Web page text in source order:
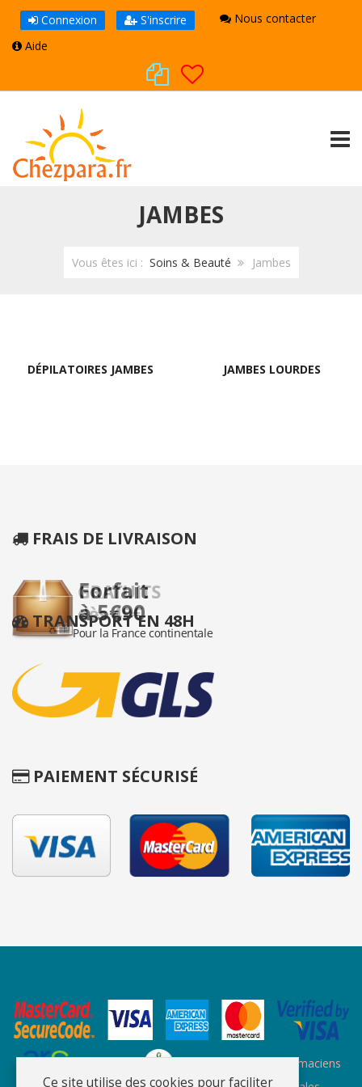
Connexion S'inscrire
Nous contacter
Aide
JAMBES
Vous êtes ici : Soins & Beauté Jambes
DÉPILATOIRES JAMBES JAMBES LOURDES
FRAIS DE LIVRAISON
TRANSPORT EN 48H
PAIEMENT SÉCURISÉ
Site de l'ordre des pharmaciens
Ce site utilise des cookies pour faciliter